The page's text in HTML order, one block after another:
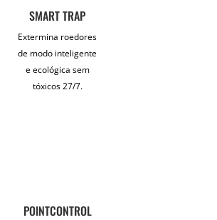
SMART TRAP
Extermina roedores
de modo inteligente
e ecológica sem
tóxicos 27/7.
POINTCONTROL